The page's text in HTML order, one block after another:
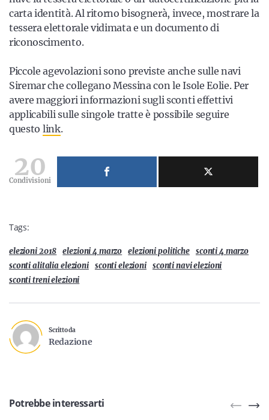
carta identità. Al ritorno bisognerà, invece, mostrare la
tessera elettorale vidimata e un documento di
riconoscimento.
Piccole agevolazioni sono previste anche sulle navi
Siremar che collegano Messina con le Isole Eolie. Per
avere maggiori informazioni sugli sconti effettivi
applicabili sulle singole tratte è possibile seguire
questo link.
20
Condivisioni
Tags:
elezioni 2018 elezioni 4 marzo elezioni politiche sconti 4 marzo
sconti alitalia elezioni sconti elezioni sconti navi elezioni
sconti treni elezioni
Scritto da
Redazione
Potrebbe interessarti